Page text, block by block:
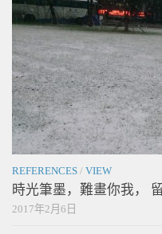
REFERENCES / VIEW
時光筆墨，難畫你我，
2017年2月6日